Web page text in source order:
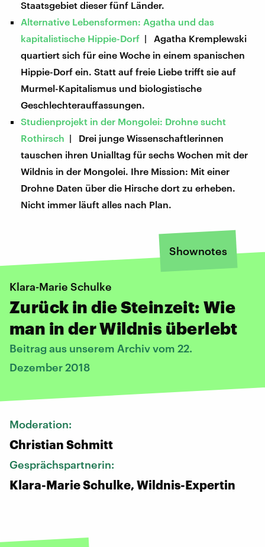
Staatsgebiet dieser fünf Länder.
Alternative Lebensformen: Agatha und das
kapitalistische Hippie-Dorf | Agatha Kremplewski
quartiert sich für eine Woche in einem spanischen
Hippie-Dorf ein. Statt auf freie Liebe trifft sie auf
Murmel-Kapitalismus und biologistische
Geschlechterauffassungen.
Studienprojekt in der Mongolei: Drohne sucht
Rothirsch | Drei junge Wissenschaftlerinnen
tauschen ihren Unialltag für sechs Wochen mit der
Wildnis in der Mongolei. Ihre Mission: Mit einer
Drohne Daten über die Hirsche dort zu erheben.
Nicht immer läuft alles nach Plan.
Shownotes
Klara-Marie Schulke
Zurück in die Steinzeit: Wie
man in der Wildnis überlebt
Beitrag aus unserem Archiv vom 22.
Dezember 2018
Moderation:
Christian Schmitt
Gesprächspartnerin:
Klara-Marie Schulke, Wildnis-Expertin